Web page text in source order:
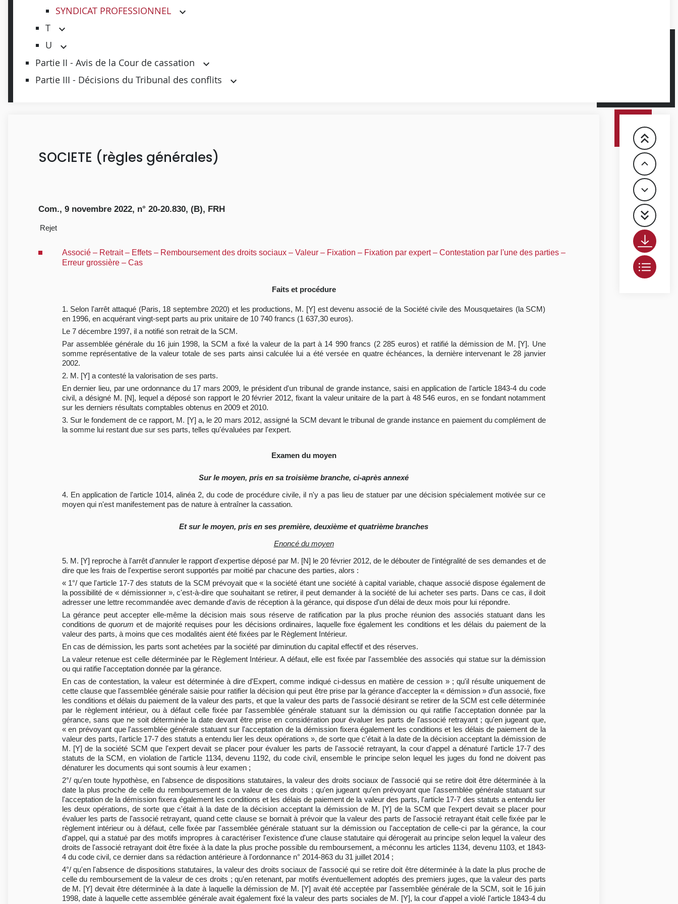
SYNDICAT PROFESSIONNEL
T
U
Partie II - Avis de la Cour de cassation
Partie III - Décisions du Tribunal des conflits
SOCIETE (règles générales)
Com., 9 novembre 2022, n° 20-20.830, (B), FRH
Rejet
Associé – Retrait – Effets – Remboursement des droits sociaux – Valeur – Fixation – Fixation par expert – Contestation par l'une des parties –
Erreur grossière – Cas
Faits et procédure
1. Selon l'arrêt attaqué (Paris, 18 septembre 2020) et les productions, M. [Y] est devenu associé de la Société civile des Mousquetaires (la SCM)
en 1996, en acquérant vingt-sept parts au prix unitaire de 10 740 francs (1 637,30 euros).
Le 7 décembre 1997, il a notifié son retrait de la SCM.
Par assemblée générale du 16 juin 1998, la SCM a fixé la valeur de la part à 14 990 francs (2 285 euros) et ratifié la démission de M. [Y]. Une
somme représentative de la valeur totale de ses parts ainsi calculée lui a été versée en quatre échéances, la dernière intervenant le 28 janvier
2002.
2. M. [Y] a contesté la valorisation de ses parts.
En dernier lieu, par une ordonnance du 17 mars 2009, le président d'un tribunal de grande instance, saisi en application de l'article 1843-4 du code
civil, a désigné M. [N], lequel a déposé son rapport le 20 février 2012, fixant la valeur unitaire de la part à 48 546 euros, en se fondant notamment
sur les derniers résultats comptables obtenus en 2009 et 2010.
3. Sur le fondement de ce rapport, M. [Y] a, le 20 mars 2012, assigné la SCM devant le tribunal de grande instance en paiement du complément de
la somme lui restant due sur ses parts, telles qu'évaluées par l'expert.
Examen du moyen
Sur le moyen, pris en sa troisième branche, ci-après annexé
4. En application de l'article 1014, alinéa 2, du code de procédure civile, il n'y a pas lieu de statuer par une décision spécialement motivée sur ce
moyen qui n'est manifestement pas de nature à entraîner la cassation.
Et sur le moyen, pris en ses première, deuxième et quatrième branches
Enoncé du moyen
5. M. [Y] reproche à l'arrêt d'annuler le rapport d'expertise déposé par M. [N] le 20 février 2012, de le débouter de l'intégralité de ses demandes et de
dire que les frais de l'expertise seront supportés par moitié par chacune des parties, alors :
« 1°/ que l'article 17-7 des statuts de la SCM prévoyait que « la société étant une société à capital variable, chaque associé dispose également de
la possibilité de « démissionner », c'est-à-dire que souhaitant se retirer, il peut demander à la société de lui acheter ses parts. Dans ce cas, il doit
adresser une lettre recommandée avec demande d'avis de réception à la gérance, qui dispose d'un délai de deux mois pour lui répondre.
La gérance peut accepter elle-même la décision mais sous réserve de ratification par la plus proche réunion des associés statuant dans les
conditions dequorum et de majorité requises pour les décisions ordinaires, laquelle fixe également les conditions et les délais du paiement de la
valeur des parts, à moins que ces modalités aient été fixées par le Règlement Intérieur.
En cas de démission, les parts sont achetées par la société par diminution du capital effectif et des réserves.
La valeur retenue est celle déterminée par le Règlement Intérieur. A défaut, elle est fixée par l'assemblée des associés qui statue sur la démission
ou qui ratifie l'acceptation donnée par la gérance.
En cas de contestation, la valeur est déterminée à dire d'Expert, comme indiqué ci-dessus en matière de cession » ; qu'il résulte uniquement de
cette clause que l'assemblée générale saisie pour ratifier la décision qui peut être prise par la gérance d'accepter la « démission » d'un associé, fixe
les conditions et délais du paiement de la valeur des parts, et que la valeur des parts de l'associé désirant se retirer de la SCM est celle déterminée
par le règlement intérieur, ou à défaut celle fixée par l'assemblée générale statuant sur la démission ou qui ratifie l'acceptation donnée par la
gérance, sans que ne soit déterminée la date devant être prise en considération pour évaluer les parts de l'associé retrayant ; qu'en jugeant que,
« en prévoyant que l'assemblée générale statuant sur l'acceptation de la démission fixera également les conditions et les délais de paiement de la
valeur des parts, l'article 17-7 des statuts a entendu lier les deux opérations », de sorte que c'était à la date de la décision acceptant la démission de
M. [Y] de la société SCM que l'expert devait se placer pour évaluer les parts de l'associé retrayant, la cour d'appel a dénaturé l'article 17-7 des
statuts de la SCM, en violation de l'article 1134, devenu 1192, du code civil, ensemble le principe selon lequel les juges du fond ne doivent pas
dénaturer les documents qui sont soumis à leur examen ;
2°/ qu'en toute hypothèse, en l'absence de dispositions statutaires, la valeur des droits sociaux de l'associé qui se retire doit être déterminée à la
date la plus proche de celle du remboursement de la valeur de ces droits ; qu'en jugeant qu'en prévoyant que l'assemblée générale statuant sur
l'acceptation de la démission fixera également les conditions et les délais de paiement de la valeur des parts, l'article 17-7 des statuts a entendu lier
les deux opérations, de sorte que c'était à la date de la décision acceptant la démission de M. [Y] de la SCM que l'expert devait se placer pour
évaluer les parts de l'associé retrayant, quand cette clause se bornait à prévoir que la valeur des parts de l'associé retrayant était celle fixée par le
règlement intérieur ou à défaut, celle fixée par l'assemblée générale statuant sur la démission ou l'acceptation de celle-ci par la gérance, la cour
d'appel, qui a statué par des motifs impropres à caractériser l'existence d'une clause statutaire qui dérogerait au principe selon lequel la valeur des
droits de l'associé retrayant doit être fixée à la date la plus proche possible du remboursement, a méconnu les articles 1134, devenu 1103, et 1843-
4 du code civil, ce dernier dans sa rédaction antérieure à l'ordonnance n° 2014-863 du 31 juillet 2014 ;
4°/ qu'en l'absence de dispositions statutaires, la valeur des droits sociaux de l'associé qui se retire doit être déterminée à la date la plus proche de
celle du remboursement de la valeur de ces droits ; qu'en retenant, par motifs éventuellement adoptés des premiers juges, que la valeur des parts
de M. [Y] devait être déterminée à la date à laquelle la démission de M. [Y] avait été acceptée par l'assemblée générale de la SCM, soit le 16 juin
1998, date à laquelle cette assemblée générale avait également fixé la valeur des parts sociales de M. [Y], la cour d'appel a violé l'article 1843-4 du